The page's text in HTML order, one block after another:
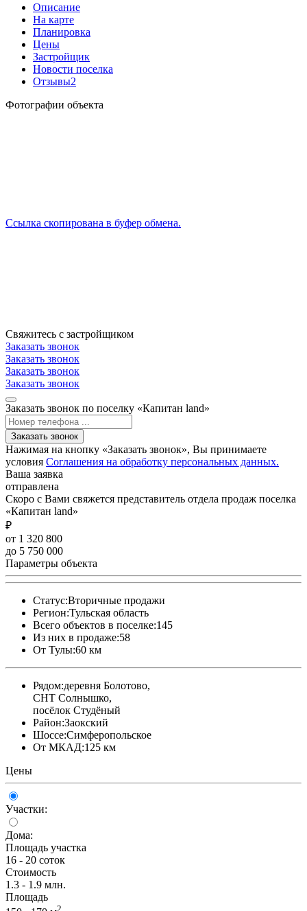
Описание
На карте
Планировка
Цены
Застройщик
Новости поселка
Отзывы2
Фотографии объекта
Ссылка скопирована в буфер обмена.
Свяжитесь с застройщиком
Заказать звонок
Заказать звонок
Заказать звонок
Заказать звонок
Заказать звонок по поселку «Капитан land»
Заказать звонок
Нажимая на кнопку «Заказать звонок», Вы принимаете
условия Соглашения на обработку персональных данных.
Ваша заявка
отправлена
Скоро с Вами свяжется представитель отдела продаж поселка
«Капитан land»
₽
от 1 320 800
до 5 750 000
Параметры объекта
Статус:Вторичные продажи
Регион:Тульская область
Всего объектов в поселке:145
Из них в продаже:58
От Тулы:60 км
Рядом:деревня Болотово,
СНТ Солнышко,
посёлок Студёный
Район:Заокский
Шоссе:Симферопольское
От МКАД:125 км
Цены
Участки:
Дома:
Площадь участка
16 - 20 соток
Стоимость
1.3 - 1.9 млн.
Площадь
2